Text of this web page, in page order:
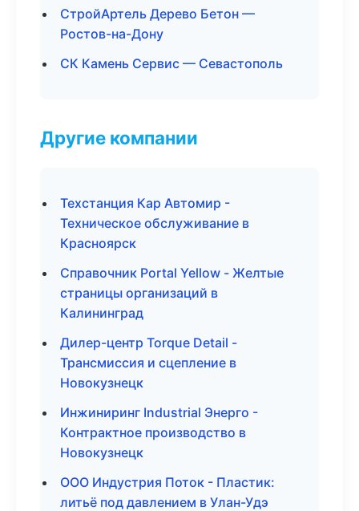
СтройАртель Дерево Бетон —
Ростов-на-Дону
СК Камень Сервис — Севастополь
Другие компании
Техстанция Кар Автомир -
Техническое обслуживание в
Красноярск
Справочник Portal Yellow - Желтые
страницы организаций в
Калининград
Дилер-центр Torque Detail -
Трансмиссия и сцепление в
Новокузнецк
Инжиниринг Industrial Энерго -
Контрактное производство в
Новокузнецк
ООО Индустрия Поток - Пластик:
литьё под давлением в Улан-Удэ